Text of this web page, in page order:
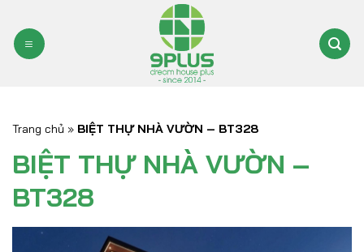
qua
nội
Trang chủ » BIỆT THỰ NHÀ VƯỜN – BT328
BIỆT THỰ NHÀ VƯỜN –
BT328